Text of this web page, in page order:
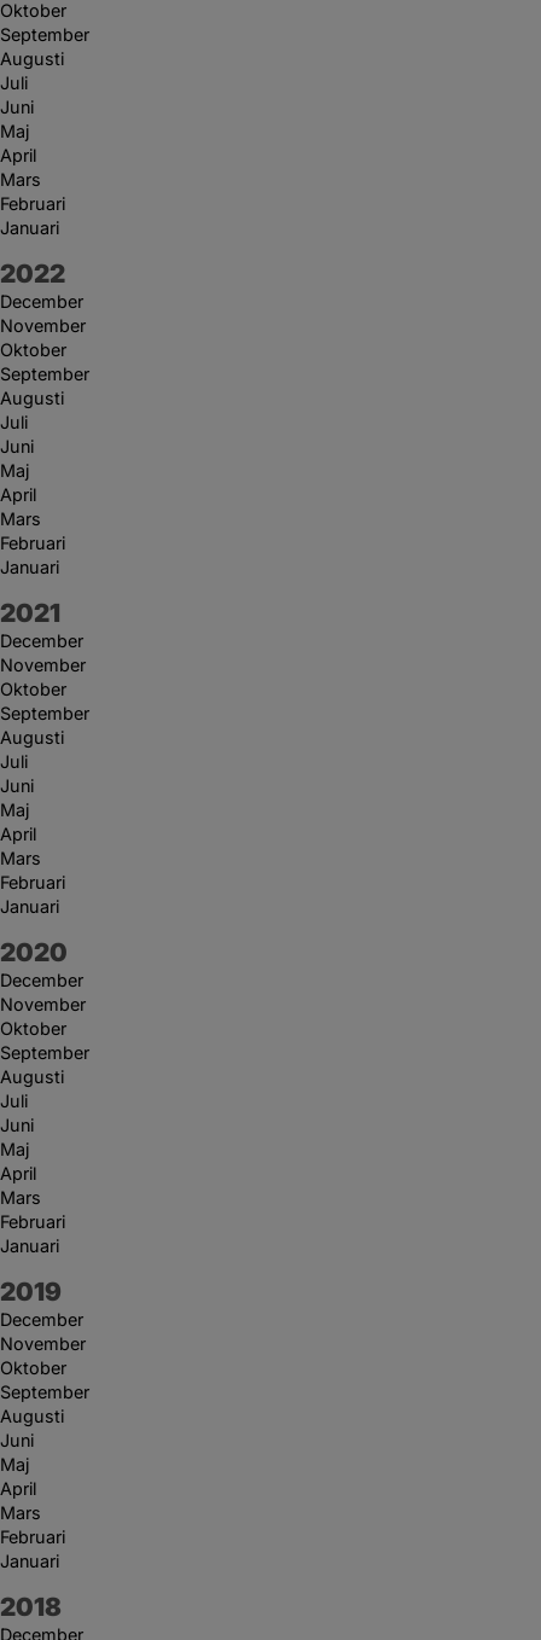
Oktober
September
Augusti
Juli
Juni
Maj
April
Mars
Februari
Januari
År:
2022
December
November
Oktober
September
Augusti
Juli
Juni
Maj
April
Mars
Februari
Januari
År:
2021
December
November
Oktober
September
Augusti
Juli
Juni
Maj
April
Mars
Februari
Januari
År:
2020
December
November
Oktober
September
Augusti
Juli
Juni
Maj
April
Mars
Februari
Januari
År:
2019
December
November
Oktober
September
Augusti
Juni
Maj
April
Mars
Februari
Januari
År:
2018
December